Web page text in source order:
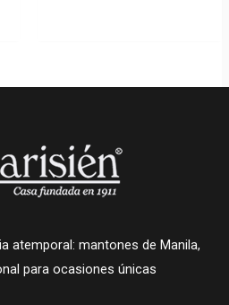
atemporal: mantones de Manila,
para ocasiones únicas